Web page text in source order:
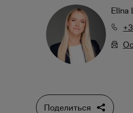
Elīna
Поделиться